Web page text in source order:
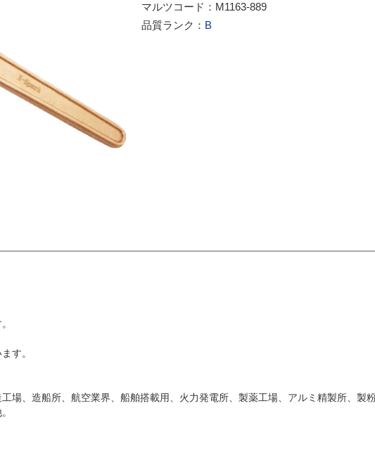
マルツコード： M1163-889
品質ランク： B
す。
場、造船所、航空業界、船舶搭載用、火力発電所、製薬工場、アルミ精製所、製